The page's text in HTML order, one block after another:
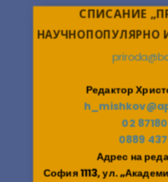
СПИСАНИЕ
НАУЧНОПОПУЛЯРНО
Редактор
02
0889
Адрес на
София 1113, ул.